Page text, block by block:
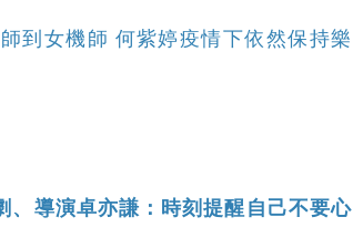
到女機師 何紫婷疫情下依然保持樂
、導演卓亦謙：時刻提醒自己不要心